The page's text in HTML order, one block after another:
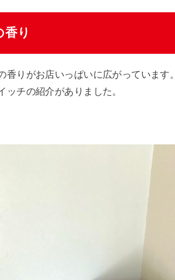
り
香りがお店いっぱいに広がっています。
チの紹介がありました。